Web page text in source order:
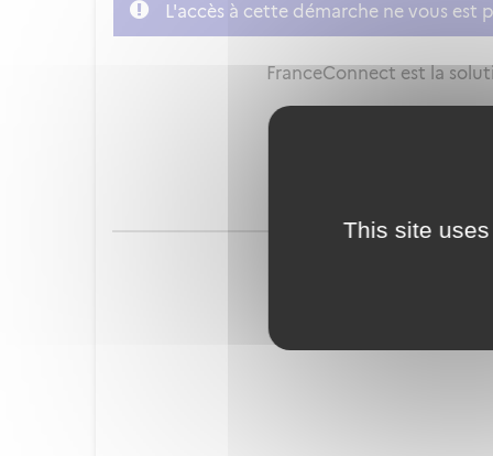
This site
L'accès à cette démarche ne vous est
FranceConnect est la